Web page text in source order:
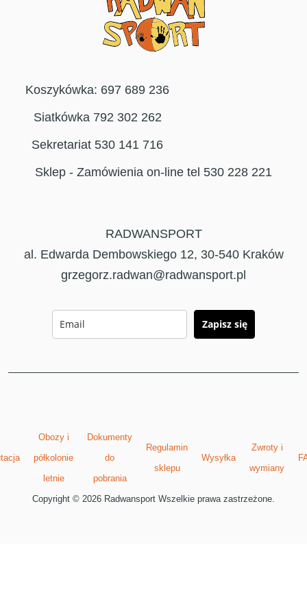
Koszykówka: 697 689 236
Siatkówka 792 302 262
Sekretariat 530 141 716
Sklep - Zamówienia on-line tel 530 228 221
RADWANSPORT
al. Edwarda Dembowskiego 12, 30-540 Kraków
grzegorz.radwan@radwansport.pl
Zapisz się
Obozy i
półkolonie
letnie
Dokumenty
do
pobrania
Regulamin
sklepu
Wysyłka
Zwroty i
wymiany
Copyright © 2026 Radwansport Wszelkie prawa zastrzeżone.